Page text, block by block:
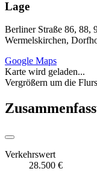
Lage
Berliner Straße 86, 88,
Wermelskirchen,
Google Maps
Karte wird geladen...
Vergrößern um die
Verkehrswert
28.500 €